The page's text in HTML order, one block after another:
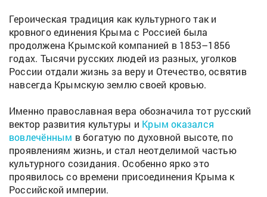
Героическая традиция как культурного так и
кровного единения Крыма с Россией была
продолжена Крымской компанией в 1853–1856
годах. Тысячи русских людей из разных, уголков
России отдали жизнь за веру и Отечество, освятив
навсегда Крымскую землю своей кровью.
Именно православная вера обозначила тот русский
вектор развития культуры и Крым оказался
вовлечённым в богатую по духовной высоте, по
проявлениям жизнь, и стал неотделимой частью
культурного созидания. Особенно ярко это
проявилось со времени присоединения Крыма к
Российской империи.